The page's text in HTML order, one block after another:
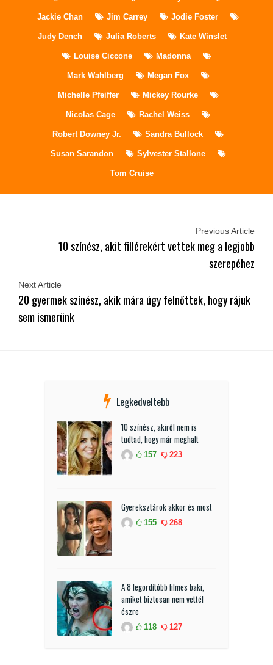
Jackie Chan Jim Carrey Jodie Foster
Judy Dench Julia Roberts Kate Winslet
Louise Ciccone Madonna
Mark Wahlberg Megan Fox
Michelle Pfeiffer Mickey Rourke
Nicolas Cage Rachel Weiss
Robert Downey Jr. Sandra Bullock
Susan Sarandon Sylvester Stallone
Tom Cruise
Previous Article
10 színész, akit fillérekért vettek meg a legjobb
szerepéhez
Next Article
20 gyermek színész, akik mára úgy felnőttek, hogy rájuk
sem ismerünk
Legkedveltebb
10 színész, akiről nem is
tudtad, hogy már meghalt
157 223
Gyereksztárok akkor és most
155 268
A 8 legordítóbb filmes baki,
amiket biztosan nem vettél
észre
118 127